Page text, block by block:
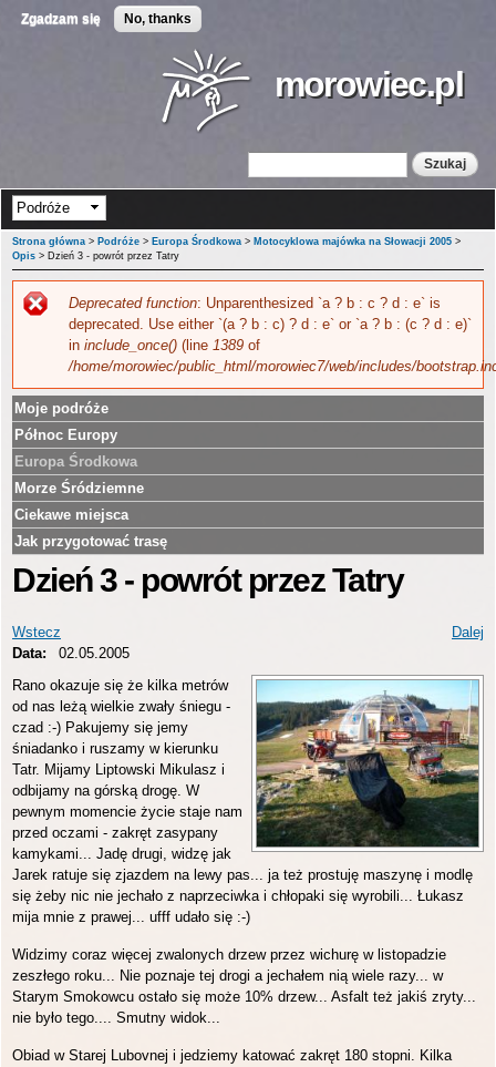
Zgadzam się No, thanksPrzejdź
do
treści
morowiec.pl
Formularz wyszukiwania
Strona główna > Podróże > Europa Środkowa > Motocyklowa majówka na Słowacji 2005 >
Opis > Dzień 3 - powrót przez Tatry
Komunikat o błędzie
Deprecated function: Unparenthesized `a ? b : c ? d : e` is
deprecated. Use either `(a ? b : c) ? d : e` or `a ? b : (c ? d : e)`
in include_once() (line 1389 of
/home/morowiec/public_html/morowiec7/web/includes/
Moje podróże
Północ Europy
Europa Środkowa
Morze Śródziemne
Ciekawe miejsca
Jak przygotować trasę
Dzień 3 - powrót przez Tatry
Wstecz
Dalej
Data:
02.05.2005
Rano okazuje się że kilka metrów
od nas leżą wielkie zwały śniegu -
czad :-) Pakujemy się jemy
śniadanko i ruszamy w kierunku
Tatr. Mijamy Liptowski Mikulasz i
odbijamy na górską drogę. W
pewnym momencie życie staje nam
przed oczami - zakręt zasypany
kamykami... Jadę drugi, widzę jak
Jarek ratuje się zjazdem na lewy pas... ja też prostuję maszynę i modlę
się żeby nic nie jechało z naprzeciwka i chłopaki się wyrobili... Łukasz
mija mnie z prawej... ufff udało się :-)
Widzimy coraz więcej zwalonych drzew przez wichurę w listopadzie
zeszłego roku... Nie poznaje tej drogi a jechałem nią wiele razy... w
Starym Smokowcu ostało się może 10% drzew... Asfalt też jakiś zryty...
nie było tego.... Smutny widok...
Obiad w Starej Lubovnej i jedziemy katować zakręt 180 stopni. Kilka